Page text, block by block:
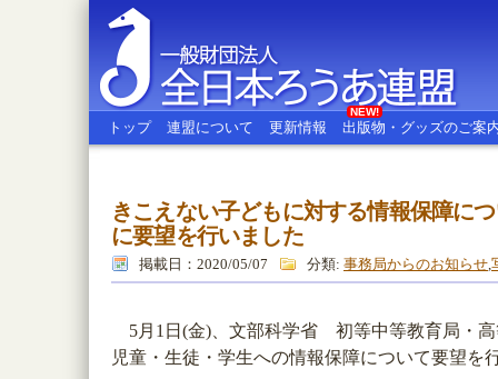
全日本ろうあ連盟
トップ 連盟について 更新情報 出版物・グッズのご案
NEW!
きこえない子どもに対する情報保障に
に要望を行いました
掲載日：2020/05/07 分類: 事務局からのお知らせ,
5月1日(金)、文部科学省 初等中等教育局・高
児童・生徒・学生への情報保障について要望を